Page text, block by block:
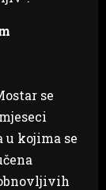
se
u kojima se